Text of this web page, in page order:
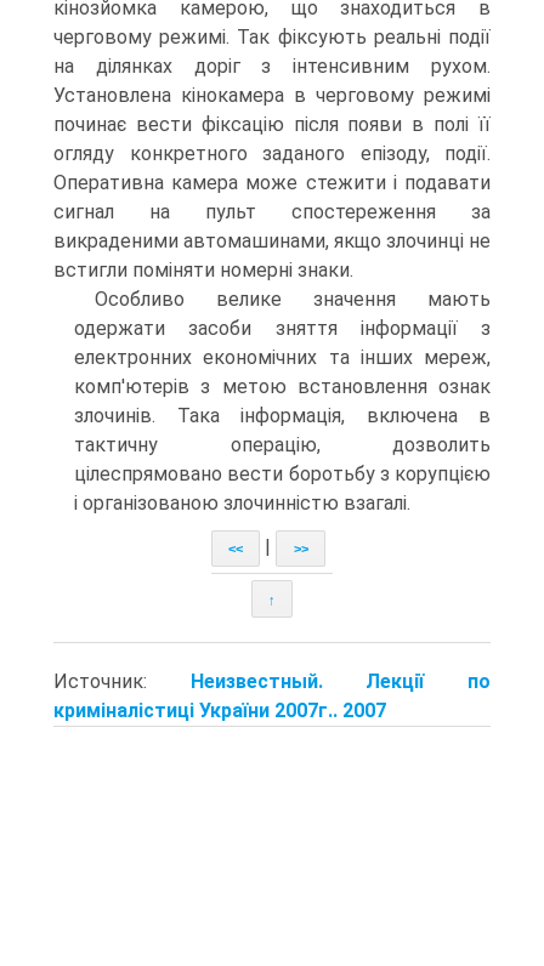
кінозйомка камерою, що знаходиться в
черговому режимі. Так фіксують реальні події
на ділянках доріг з інтенсивним рухом.
Установлена кінокамера в черговому режимі
починає вести фіксацію після появи в полі її
огляду конкретного заданого епізоду, події.
Оперативна камера може стежити і подавати
сигнал на пульт спостереження за
викраденими автомашинами, якщо злочинці не
встигли поміняти номерні знаки.
Особливо велике значення мають
одержати засоби зняття інформації з
електронних економічних та інших мереж,
комп'ютерів з метою встановлення ознак
злочинів. Така інформація, включена в
тактичну операцію, дозволить
цілеспрямовано вести боротьбу з корупцією
і організованою злочинністю взагалі.
<< >>
↑
Источник: Неизвестный. Лекції по
криміналістиці України 2007г.. 2007